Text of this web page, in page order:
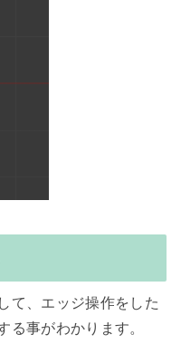
て、エッジ操作をした
る事がわかります。